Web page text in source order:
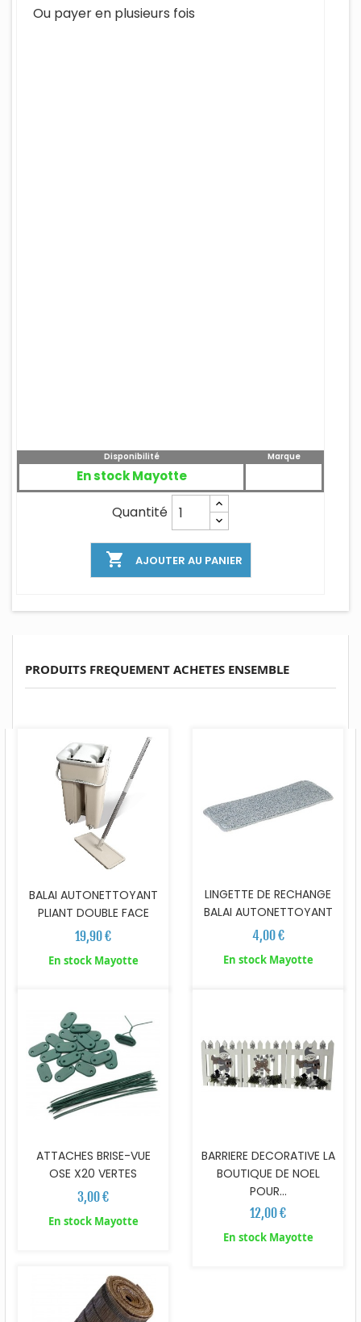
Ou payer en plusieurs fois
Disponibilité
En stock Mayotte
Marque
Quantité
 AJOUTER AU PANIER
PRODUITS FREQUEMENT ACHETES ENSEMBLE
BALAI AUTONETTOYANT
PLIANT DOUBLE FACE
19,90 €
En stock Mayotte
LINGETTE DE RECHANGE
BALAI AUTONETTOYANT
4,00 €
En stock Mayotte
ATTACHES BRISE-VUE
OSE X20 VERTES
3,00 €
En stock Mayotte
BARRIERE DECORATIVE LA
BOUTIQUE DE NOEL
POUR...
12,00 €
En stock Mayotte